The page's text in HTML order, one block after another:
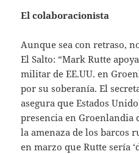
El colaboracionista
Aunque sea con retraso,
El Salto: “Mark Rutte
militar de EE.UU. en
por su soberanía. El
asegura que Estados
presencia en Groenlandia
la amenaza de los barcos
en marzo que Rutte sería